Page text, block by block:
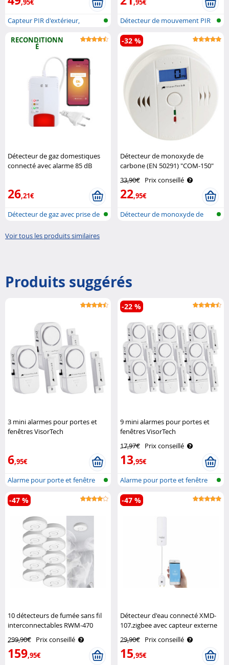
,95€
Capteur PIR d'extérieur,
,95€
Détecteur de mouvement PIR
réseau s..
RECONDITIONN
É
Détecteur de gaz domestiques
connecté avec alarme 85 dB
26,21€
Détecteur de gaz avec prise de
Détecteur de monoxyde de
carbone (EN 50291) "COM-150"
33,90€ Prix conseillé
22,95€
-32 %
Détecteur de monoxyde de
Voir tous les produits similaires
Produits suggérés
3 mini alarmes pour portes et
fenêtres VisorTech
6,95€
Alarme pour porte et fenêtre
9 mini alarmes pour portes et
fenêtres VisorTech
17,97€ Prix conseillé
13,95€
-22 %
Alarme pour porte et fenêtre
10 détecteurs de fumée sans fil
interconnectables RWM-470
299,90€ Prix conseillé
159,95€
-47 %
Détecteur d'eau connecté XMD-
107.zigbee avec capteur externe
compatible ZigBee Luminea
Home Control
29,90€ Prix conseillé
15,95€
-47 %